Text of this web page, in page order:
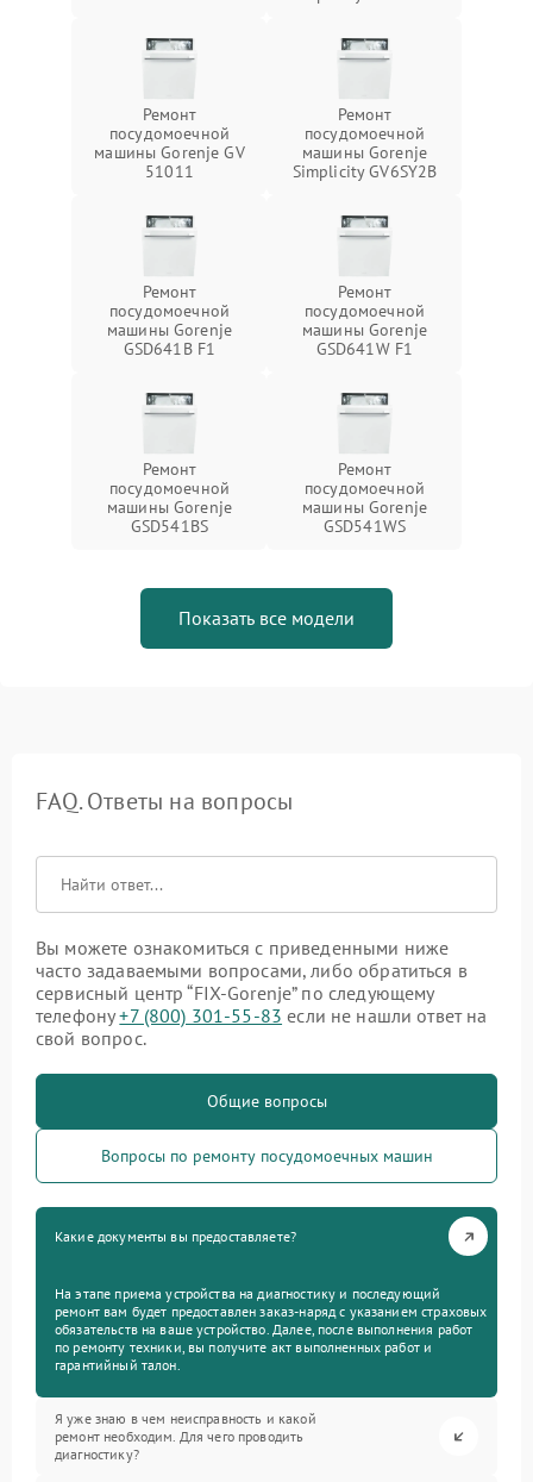
Ремонт
посудомоечной
машины Gorenje GV
51011
Ремонт
посудомоечной
машины Gorenje
Simplicity GV6SY2B
Ремонт
посудомоечной
машины Gorenje
GSD641B F1
Ремонт
посудомоечной
машины Gorenje
GSD641W F1
Ремонт
посудомоечной
машины Gorenje
GSD541BS
Ремонт
посудомоечной
машины Gorenje
GSD541WS
Показать все модели
FAQ. Ответы на вопросы
Вы можете ознакомиться с приведенными ниже
часто задаваемыми вопросами, либо обратиться в
сервисный центр “FIX-Gorenje” по следующему
телефону+7 (800) 301-55-83 если не нашли ответ на
свой вопрос.
Общие вопросы
Вопросы по ремонту посудомоечных машин
Какие документы вы предоставляете?
На этапе приема устройства на диагностику и последующий
ремонт вам будет предоставлен заказ-наряд с указанием страховых
обязательств на ваше устройство. Далее, после выполнения работ
по ремонту техники, вы получите акт выполненных работ и
гарантийный талон.
Я уже знаю в чем неисправность и какой
ремонт необходим. Для чего проводить
диагностику?